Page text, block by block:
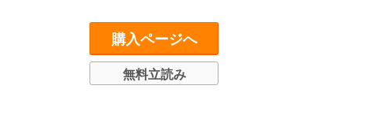
購入ページへ
無料立読み